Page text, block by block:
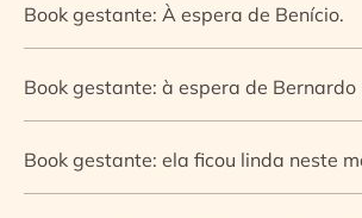
Book gestante: À espera de Benício.
Book gestante: à espera de Bernardo
Book gestante: ela ficou linda neste